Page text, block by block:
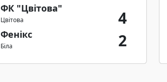
ФК "Цвітова"
Цвітова
Фенікс
Біла
4
2